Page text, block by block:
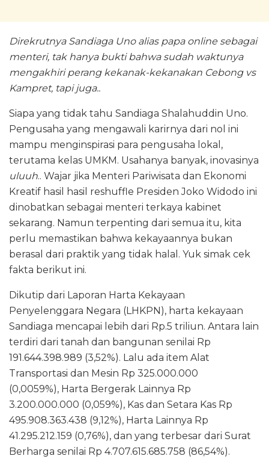
Direkrutnya Sandiaga Uno alias papa online sebagai
menteri, tak hanya bukti bahwa sudah waktunya
mengakhiri perang kekanak-kekanakan Cebong vs
Kampret, tapi juga..
Siapa yang tidak tahu Sandiaga Shalahuddin Uno.
Pengusaha yang mengawali karirnya dari nol ini
mampu menginspirasi para pengusaha lokal,
terutama kelas UMKM. Usahanya banyak, inovasinya
uluuh.. Wajar jika Menteri Pariwisata dan Ekonomi
Kreatif hasil hasil reshuffle Presiden Joko Widodo ini
dinobatkan sebagai menteri terkaya kabinet
sekarang. Namun terpenting dari semua itu, kita
perlu memastikan bahwa kekayaannya bukan
berasal dari praktik yang tidak halal. Yuk simak cek
fakta berikut ini.
Dikutip dari Laporan Harta Kekayaan
Penyelenggara Negara (LHKPN), harta kekayaan
Sandiaga mencapai lebih dari Rp.5 triliun. Antara lain
terdiri dari tanah dan bangunan senilai Rp
191.644.398.989 (3,52%). Lalu ada item Alat
Transportasi dan Mesin Rp 325.000.000
(0,0059%), Harta Bergerak Lainnya Rp
3.200.000.000 (0,059%), Kas dan Setara Kas Rp
495.908.363.438 (9,12%), Harta Lainnya Rp
41.295.212.159 (0,76%), dan yang terbesar dari Surat
Berharga senilai Rp 4.707.615.685.758 (86,54%).